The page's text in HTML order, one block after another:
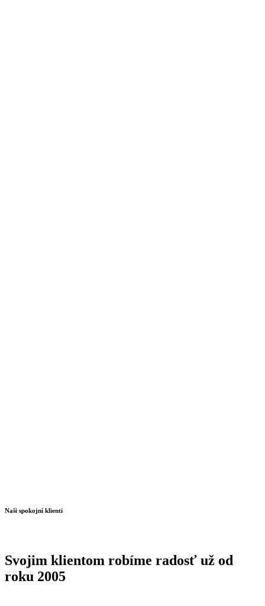
Naši spokojní klienti
Svojim klientom robíme radosť už od
roku 2005